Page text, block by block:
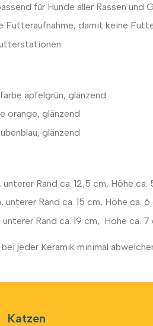
für Hunde aller Rassen und
damit keine
apfelgrün, glänzend
orange, glänzend
glänzend
Rand ca. 12,5 cm, Höhe
unterer Rand ca. 15 cm, Höhe ca.
Rand ca. 19 cm, Höhe ca.
jeder Keramik minimal
Katzen